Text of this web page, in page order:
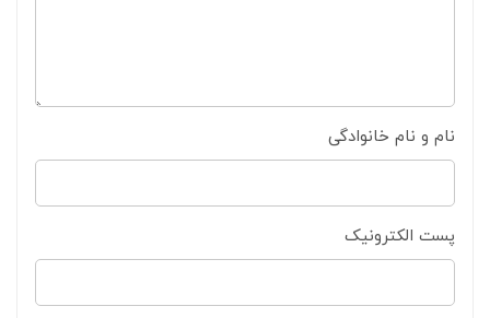
نام و نام خانوادگی
پست الکترونیک